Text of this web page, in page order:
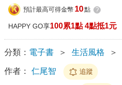
預計最高可得金幣 10點 ?
HAPPY GO享100累1點 4點抵1元
分類： 電子書 ＞ 生活風格 ＞
作者： 仁尾智 追蹤